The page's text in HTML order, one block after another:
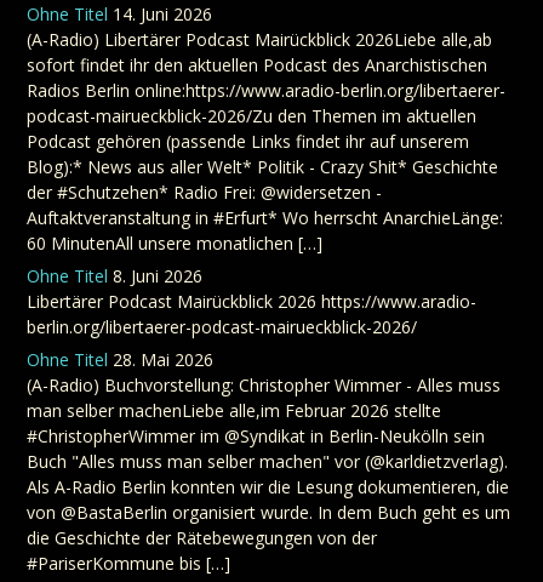
Ohne Titel 14. Juni 2026
(A-Radio) Libertärer Podcast Mairückblick 2026Liebe alle,ab
sofort findet ihr den aktuellen Podcast des Anarchistischen
Radios Berlin online:https://www.aradio-berlin.org/libertaerer-
podcast-mairueckblick-2026/Zu den Themen im aktuellen
Podcast gehören (passende Links findet ihr auf unserem
Blog):* News aus aller Welt* Politik - Crazy Shit* Geschichte
der #Schutzehen* Radio Frei: @widersetzen -
Auftaktveranstaltung in #Erfurt* Wo herrscht AnarchieLänge:
60 MinutenAll unsere monatlichen […]
Ohne Titel 8. Juni 2026
Libertärer Podcast Mairückblick 2026 https://www.aradio-
berlin.org/libertaerer-podcast-mairueckblick-2026/
Ohne Titel 28. Mai 2026
(A-Radio) Buchvorstellung: Christopher Wimmer - Alles muss
man selber machenLiebe alle,im Februar 2026 stellte
#ChristopherWimmer im @Syndikat in Berlin-Neukölln sein
Buch "Alles muss man selber machen" vor (@karldietzverlag).
Als A-Radio Berlin konnten wir die Lesung dokumentieren, die
von @BastaBerlin organisiert wurde. In dem Buch geht es um
die Geschichte der Rätebewegungen von der
#PariserKommune bis […]